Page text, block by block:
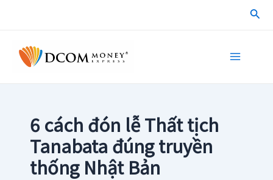
6 cách đón lễ Thất tịch
Tanabata đúng truyền
thống Nhật Bản